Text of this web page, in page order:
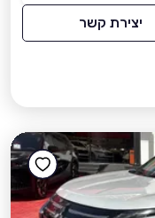
יצירת קשר